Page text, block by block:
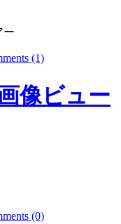
ー
(1)
像ビュー
(0)